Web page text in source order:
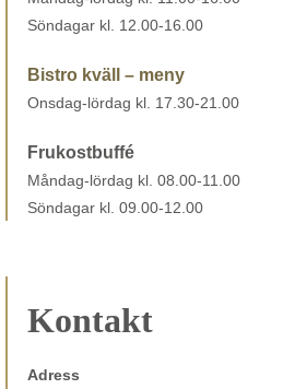
Söndagar kl. 12.00-16.00
Bistro kväll – meny
Onsdag-lördag kl. 17.30-21.00
Frukostbuffé
Måndag-lördag kl. 08.00-11.00
Söndagar kl. 09.00-12.00
Kontakt
Adress